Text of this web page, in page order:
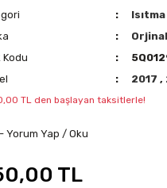
Orjinal
Kodu
2017,
TL den başlayan taksitlerle!
Yorum Yap / Oku
TL